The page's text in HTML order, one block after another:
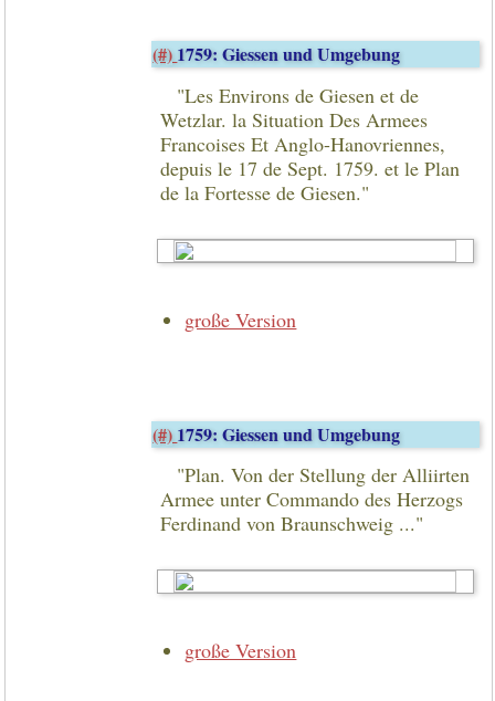
(#) 1759: Giessen und Umgebung
"Les Environs de Giesen et de
Wetzlar. la Situation Des Armees
Francoises Et Anglo-Hanovriennes,
depuis le 17 de Sept. 1759. et le Plan
de la Fortesse de Giesen."
große Version
(#) 1759: Giessen und Umgebung
"Plan. Von der Stellung der Alliirten
Armee unter Commando des Herzogs
Ferdinand von Braunschweig ..."
große Version